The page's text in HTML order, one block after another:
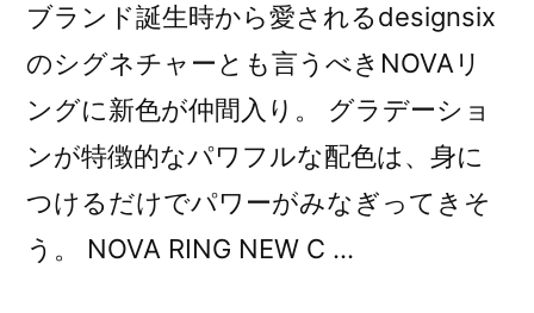
ブランド誕生時から愛されるdesignsix
のシグネチャーとも言うべきNOVAリ
ングに新色が仲間入り。 グラデーショ
ンが特徴的なパワフルな配色は、身に
つけるだけでパワーがみなぎってきそ
う。 NOVA RING NEW C …